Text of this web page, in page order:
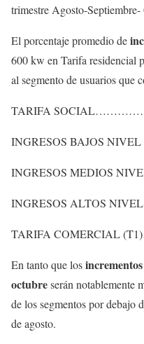
trimestre Agosto-
El porcentaje promedio de
600 kw en Tarifa residencial
al segmento de usuarios que
TARIFA
INGRESOS BAJOS
INGRESOS MEDIOS
INGRESOS ALTOS
TARIFA COMERCIAL
En tanto que losincrementos
octubreserán notablemente
de los segmentos por debajo
de agosto.